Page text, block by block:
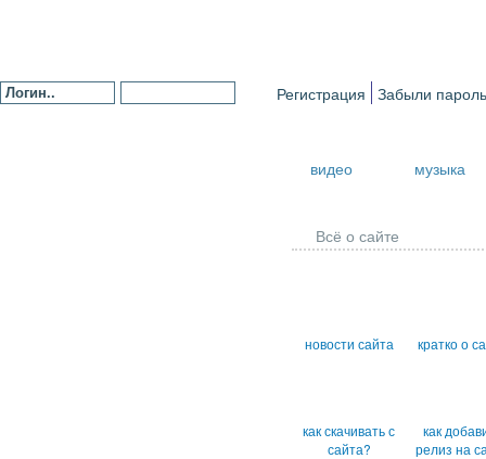
Регистрация Забыли
видео музыка
Всё о сайте
новости сайта кратко о
как скачивать с
сайта?
как
релиз на